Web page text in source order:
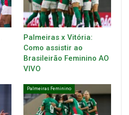
Palmeiras x Vitória:
Como assistir ao
Brasileirão Feminino AO
VIVO
Palmeiras Feminino